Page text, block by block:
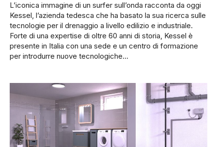
L’iconica immagine di un surfer sull’onda racconta da oggi
Kessel, l’azienda tedesca che ha basato la sua ricerca sulle
tecnologie per il drenaggio a livello edilizio e industriale.
Forte di una expertise di oltre 60 anni di storia, Kessel è
presente in Italia con una sede e un centro di formazione
per introdurre nuove tecnologiche…